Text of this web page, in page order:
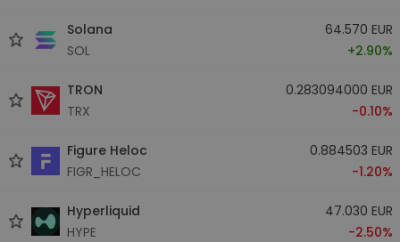
Solana
SOL
64.570 EUR
+2.90%
TRON
TRX
0.283094000 EUR
-0.10%
Figure Heloc
FIGR_HELOC
0.884503 EUR
-1.20%
Hyperliquid
HYPE
47.030 EUR
-2.50%